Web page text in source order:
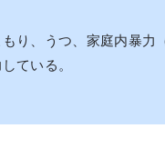
り、うつ、家庭内暴力
ている。